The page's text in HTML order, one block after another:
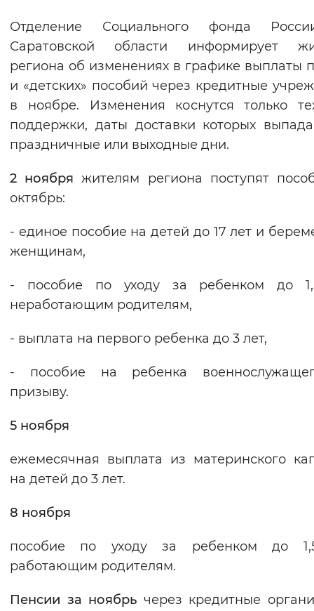
Нормальный Увеличенный
Цвет сайта
Монохромный Инверсивный
Синий фон
Включены Выключены
Звуковой ассистент
Воспроизвести
Вернуть стандартные настройки
Отделение Социального фонда
Саратовской области информирует
региона об изменениях в графике выплаты
и «детских» пособий через кредитные
в ноябре. Изменения коснутся только
поддержки, даты доставки которых
праздничные или выходные дни.
2 ноября жителям региона поступят
октябрь:
- единое пособие на детей до 17 лет и
женщинам,
- пособие по уходу за ребенком до
неработающим родителям,
- выплата на первого ребенка до 3 лет,
- пособие на ребенка
призыву.
5 ноября
ежемесячная выплата из материнского
на детей до 3 лет.
8 ноября
пособие по уходу за ребенком до
работающим родителям.
Пенсии за ноябрь через кредитные